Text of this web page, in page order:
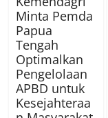
Minta Pemda
Papua
Tengah
Optimalkan
Pengelolaan
APBD untuk
Kesejahteraa